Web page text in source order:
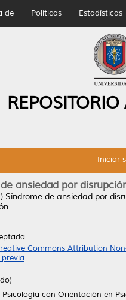
de Políticas Estadísticas
Iniciar
ansiedad por
Síndrome de ansiedad por
Commons Attribution
con Orientación en